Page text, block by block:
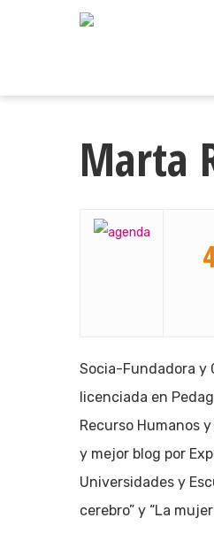
content
Pulsa enter para
Marta
Socia-Fundadora y
licenciada en
Recurso Humanos
y mejor blog por
Universidades y
cerebro” y “La